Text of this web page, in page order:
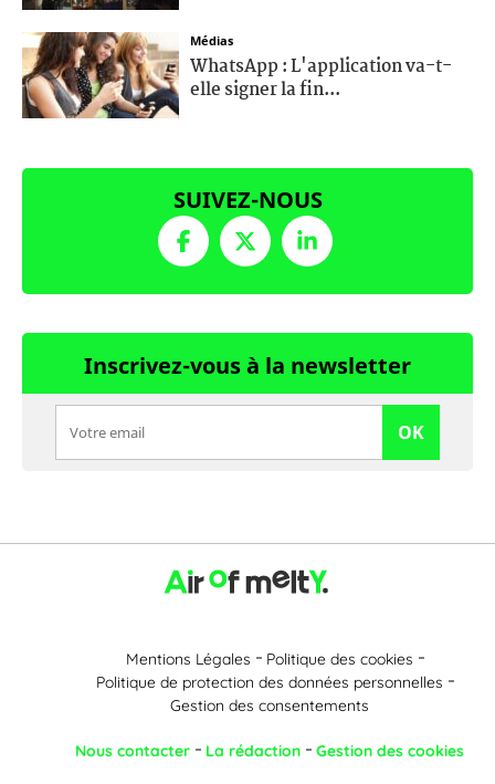
Médias
WhatsApp : L'application va-t-
elle signer la fin...
SUIVEZ-NOUS
Inscrivez-vous à la newsletter
OK
Mentions Légales
Politique des cookies
Politique de protection des données personnelles
Gestion des consentements
Nous contacter La rédaction Gestion des cookies